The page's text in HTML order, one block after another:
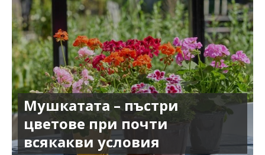
Мушкатата – пъстри
цветове при почти
всякакви условия